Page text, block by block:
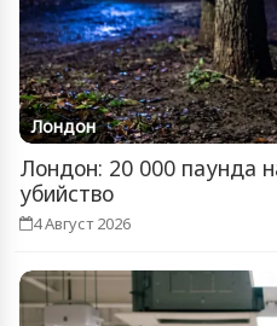
Лондон
Лондон: 20 000 паунда
убийство
4 Август 2026